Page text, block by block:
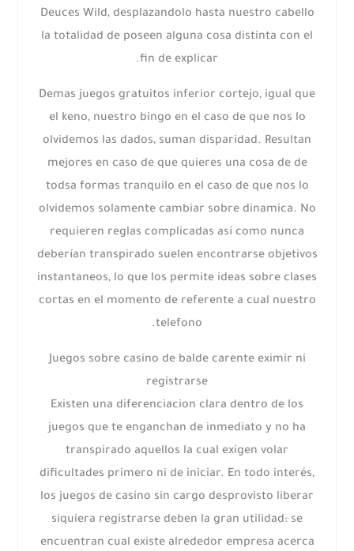
Deuces Wild, desplazandolo hasta nuestro cabello
la totalidad de poseen alguna cosa distinta con el
fin de explicar.
Demas juegos gratuitos inferior cortejo, igual que
el keno, nuestro bingo en el caso de que nos lo
olvidemos las dados, suman disparidad. Resultan
mejores en caso de que quieres una cosa de de
todsa formas tranquilo en el caso de que nos lo
olvidemos solamente cambiar sobre dinamica. No
requieren reglas complicadas así­ como nunca
deberían transpirado suelen encontrarse objetivos
instantaneos, lo que los permite ideas sobre clases
cortas en el momento de referente a cual nuestro
telefono.
Juegos sobre casino de balde carente eximir ni
registrarse
Existen una diferenciacion clara dentro de los
juegos que te enganchan de inmediato y no ha
transpirado aquellos la cual exigen volar
dificultades primero ni de iniciar. En todo interés,
los juegos de casino sin cargo desprovisto liberar
siquiera registrarse deben la gran utilidad: se
encuentran cual existe alrededor empresa acerca